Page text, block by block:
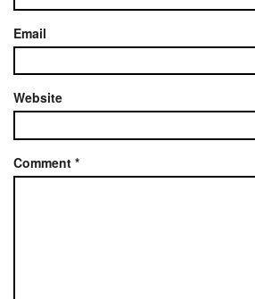
Email
Website
Comment *